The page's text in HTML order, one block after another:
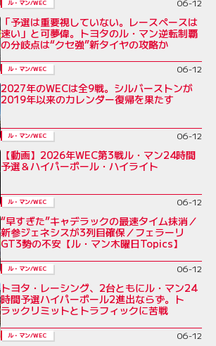
ル・マン/WEC
「予選は重要視していない。レースペースは
速い」と可夢偉。トヨタのル・マン逆転制覇
の分岐点は“クセ強”新タイヤの攻略か
ル・マン/WEC 06-12
2027年のWECは全9戦。シルバーストンが
2019年以来のカレンダー復帰を果たす
ル・マン/WEC 06-12
【動画】2026年WEC第3戦ル・マン24時間
予選＆ハイパーポール・ハイライト
ル・マン/WEC 06-12
“早すぎた”キャデラックの最速タイム抹消／
新参ジェネシスが3列目確保／フェラーリ
GT3勢の不安【ル・マン木曜日Topics】
ル・マン/WEC 06-12
トヨタ・レーシング、2台ともにル・マン24
時間予選ハイパーポール2進出ならず。ト
ラックリミットとトラフィックに苦戦
ル・マン/WEC 06-12